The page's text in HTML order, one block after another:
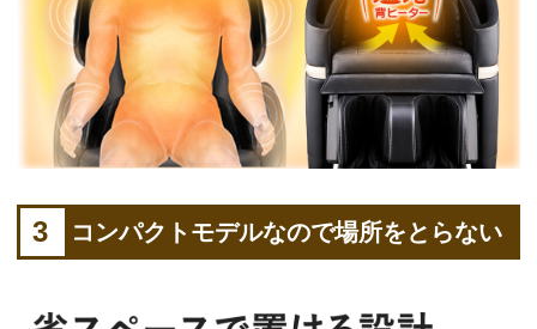
3 コンパクトモデルなので場所をとらない